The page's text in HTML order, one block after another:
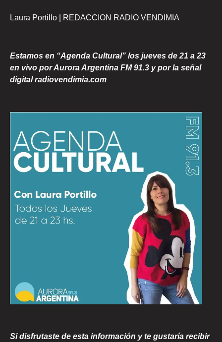
Laura Portillo | REDACCION RADIO VENDIMIA
Estamos en “Agenda Cultural” los jueves de 21 a 23
en vivo por Aurora Argentina FM 91.3 y por la señal
digital radiovendimia.com
Si disfrutaste de esta información y te gustaría recibir